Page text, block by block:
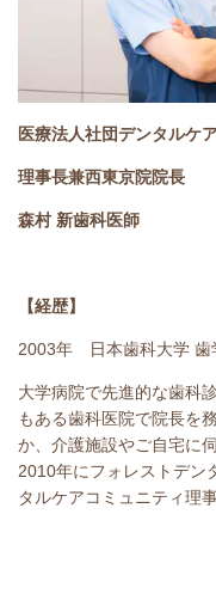
医療法人社団デンタルケ
理事長兼西東京院院長
森村 新歯科医師
【経歴】
2003年 日本歯科大学 歯
大学病院で先進的な歯科
もある歯科医院で院長を
か、介護施設やご自宅に
2010年にフォレストデン
タルケアコミュニティ理